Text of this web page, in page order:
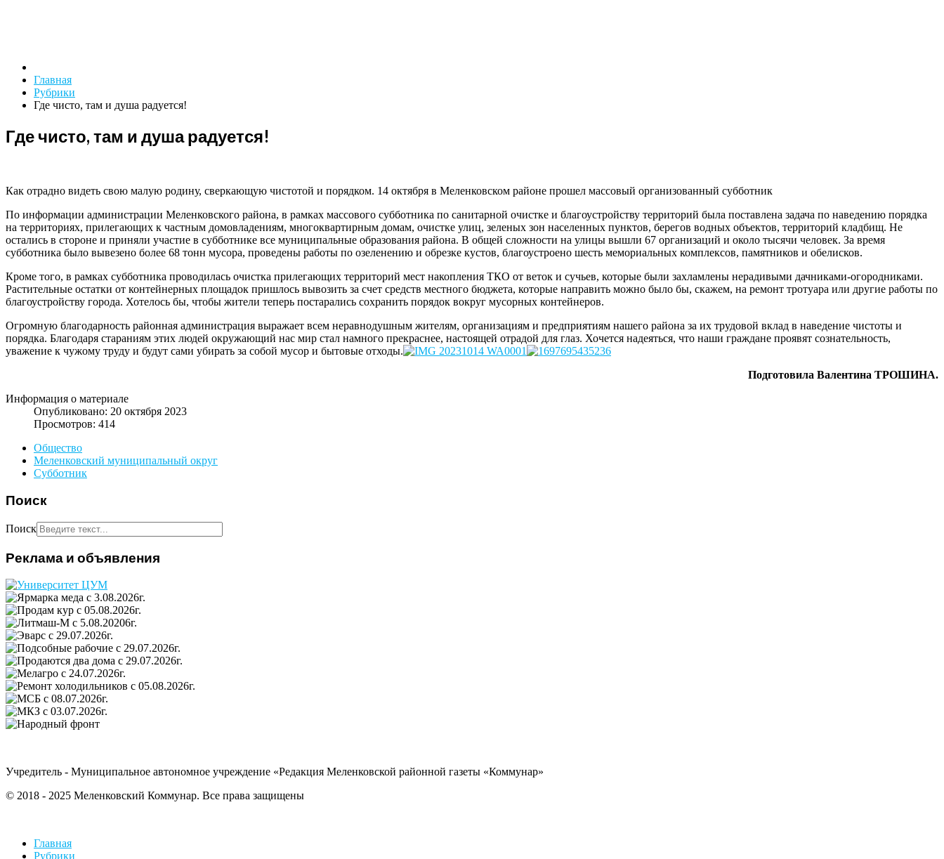
Главная
Рубрики
Где чисто, там и душа радуется!
Где чисто, там и душа радуется!
Как отрадно видеть свою малую родину, сверкающую чистотой и порядком. 14 октября в Меленковском районе прошел массовый организованный субботник
По информации администрации Меленковского района, в рамках массового субботника по санитарной очистке и благоустройству территорий была поставлена задача по наведению порядка
на территориях, прилегающих к частным домовладениям, многоквартирным домам, очистке улиц, зеленых зон населенных пунктов, берегов водных объектов, территорий кладбищ. Не
остались в стороне и приняли участие в субботнике все муниципальные образования района. В общей сложности на улицы вышли 67 организаций и около тысячи человек. За время
субботника было вывезено более 68 тонн мусора, проведены работы по озеленению и обрезке кустов, благоустроено шесть мемориальных комплексов, памятников и обелисков.
Кроме того, в рамках субботника проводилась очистка прилегающих территорий мест накопления ТКО от веток и сучьев, которые были захламлены нерадивыми дачниками-огородниками.
Растительные остатки от контейнерных площадок пришлось вывозить за счет средств местного бюджета, которые направить можно было бы, скажем, на ремонт тротуара или другие работы по
благоустройству города. Хотелось бы, чтобы жители теперь постарались сохранить порядок вокруг мусорных контейнеров.
Огромную благодарность районная администрация выражает всем неравнодушным жителям, организациям и предприятиям нашего района за их трудовой вклад в наведение чистоты и
порядка. Благодаря стараниям этих людей окружающий нас мир стал намного прекраснее, настоящей отрадой для глаз. Хочется надеяться, что наши граждане проявят сознательность,
уважение к чужому труду и будут сами убирать за собой мусор и бытовые отходы.
Подготовила Валентина ТРОШИНА.
Информация о материале
Опубликовано: 20 октября 2023
Просмотров: 414
Общество
Меленковский муниципальный округ
Субботник
Поиск
Поиск
Реклама и объявления
Учредитель - Муниципальное автономное учреждение «Редакция Меленковской районной газеты «Коммунар»
© 2018 - 2025 Меленковский Коммунар. Все права защищены
Главная
Рубрики